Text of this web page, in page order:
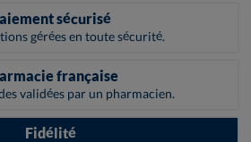
sécurisé
gérées en toute sécurité.
française
validées par un pharmacien.
Fidélité